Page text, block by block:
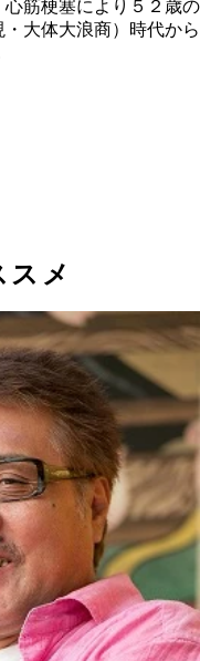
６日、血色も良く熱
くるしい体型をもう
香川伸行氏
筋梗塞により５２歳の
大体大浪商）時代から
スメ